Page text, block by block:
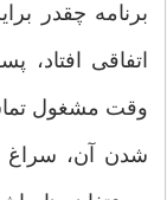
برنامه چقدر
اتفاقی افتاد،
وقت مشغول
شدن آن، سراغ